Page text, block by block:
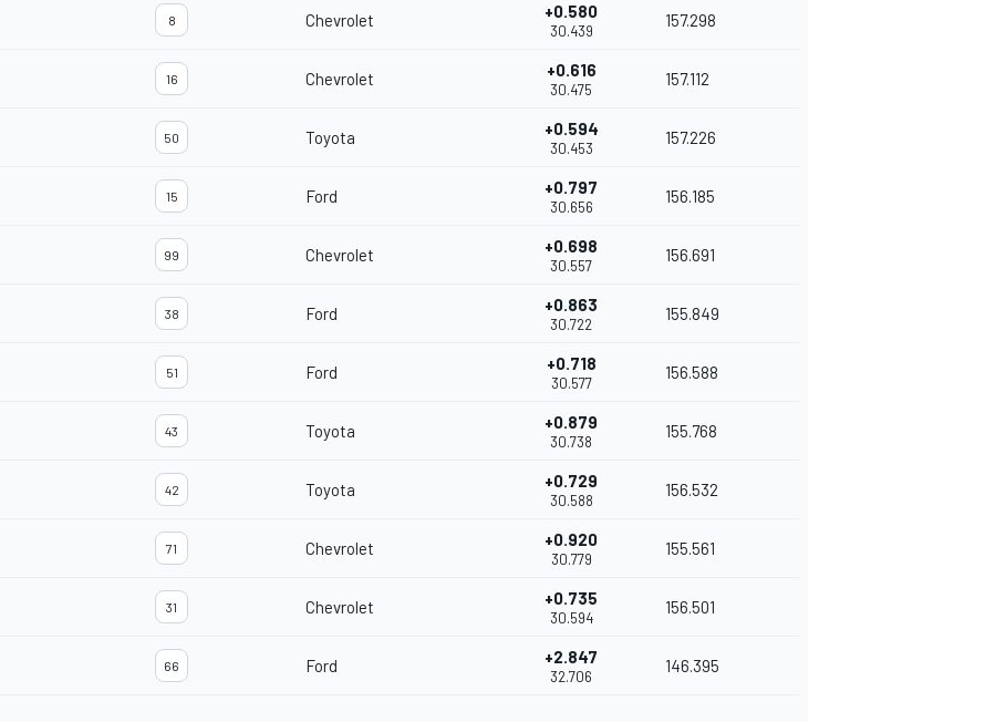
8 Chevrolet +0.580
30.439
157.298
16 Chevrolet +0.616
30.475
157.112
50 Toyota +0.594
30.453
157.226
15 Ford +0.797
30.656
156.185
99 Chevrolet +0.698
30.557
156.691
38 Ford +0.863
30.722
155.849
51 Ford +0.718
30.577
156.588
43 Toyota +0.879
30.738
155.768
42 Toyota +0.729
30.588
156.532
71 Chevrolet +0.920
30.779
155.561
31 Chevrolet +0.735
30.594
156.501
66 Ford +2.847
32.706
146.395